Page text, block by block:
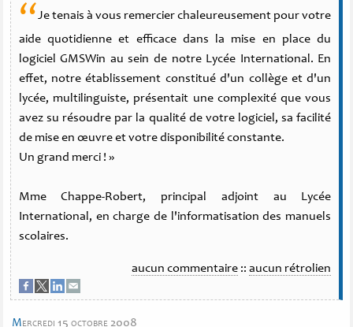
“Je tenais à vous remercier chaleureusement pour votre
aide quotidienne et efficace dans la mise en place du
logiciel GMSWin au sein de notre Lycée International. En
effet, notre établissement constitué d'un collège et d'un
lycée, multilinguiste, présentait une complexité que vous
avez su résoudre par la qualité de votre logiciel, sa facilité
de mise en œuvre et votre disponibilité constante.
Un grand merci ! »
Mme Chappe-Robert, principal adjoint au Lycée
International, en charge de l'informatisation des manuels
scolaires.
aucun commentaire :: aucun rétrolien
mercredi 15 octobre 2008